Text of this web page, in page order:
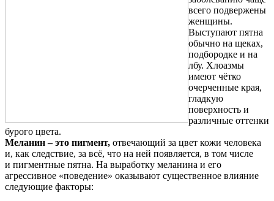
всего подвержены
женщины.
Выступают пятна
обычно на щеках,
подбородке и на
лбу. Хлоазмы
имеют чётко
очерченные края,
гладкую
поверхность и
различные оттенки
бурого цвета.
Меланин – это пигмент, отвечающий за цвет кожи человека
и, как следствие, за всё, что на ней появляется, в том числе
и пигментные пятна. На выработку меланина и его
агрессивное «поведение» оказывают существенное влияние
следующие факторы: